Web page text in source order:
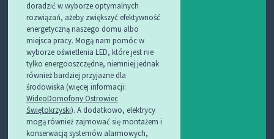
doradzić w wyborze optymalnych
rozwiązań, ażeby zwiększyć efektywność
energetyczną naszego domu albo
miejsca pracy. Mogą nam pomóc w
wyborze oświetlenia LED, które jest nie
tylko energooszczędne, niemniej jednak
również bardziej przyjazne dla
środowiska (więcej informacji:
WideoDomofony Ostrowiec
Świętokrzyski). A dodatkowo, elektrycy
mogą również zajmować się montażem i
konserwacją systemów alarmowych,